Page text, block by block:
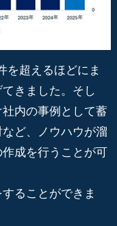
を超えるほどにま
きました。そし
内の事例として蓄
ど、ノウハウが溜
成を行うことが可
ることができま